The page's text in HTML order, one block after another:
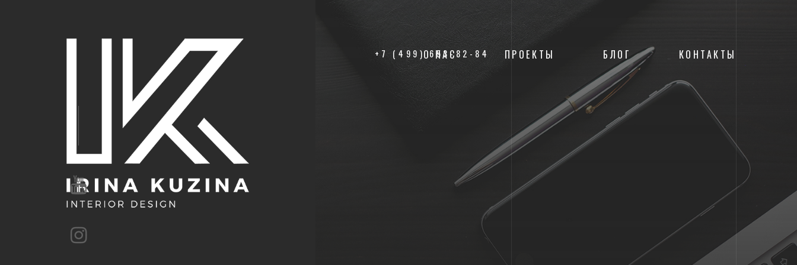
+7 (499) 653-82-84
О НАС ПРОЕКТЫ БЛОГ КОНТАКТЫ